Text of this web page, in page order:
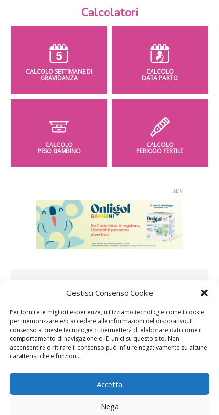
Gestisci Consenso Cookie
Per fornire le migliori esperienze, utilizziamo tecnologie come i cookie
per memorizzare e/o accedere alle informazioni del dispositivo. Il
consenso a queste tecnologie ci permetterà di elaborare dati come il
comportamento di navigazione o ID unici su questo sito. Non
acconsentire o ritirare il consenso può influire negativamente su alcune
caratteristiche e funzioni.
Accetta
Nega
Calcolatori
CALCOLO SETTIMANE DI
GRAVIDANZA
CALCOLO
DATA PARTO
CALCOLO
PESO BAMBINO
CALCOLO
PERIODO FERTILE